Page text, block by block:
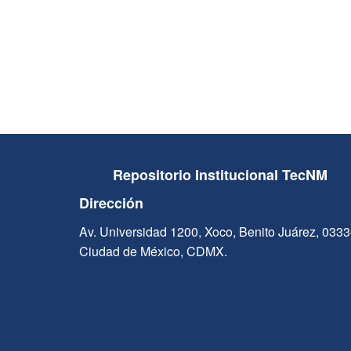
Repositorio Institucional TecNM
Dirección
Av. Universidad 1200, Xoco, Benito Juárez,
Ciudad de México, CDMX.